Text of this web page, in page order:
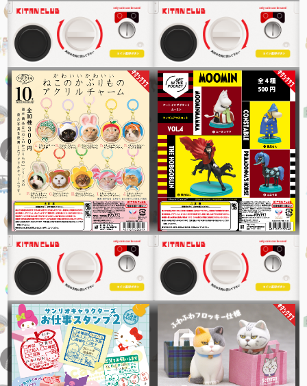
年代別
2026
2025
2024
2023
2022
2021
2020
2019
2017
2016
2015
2014